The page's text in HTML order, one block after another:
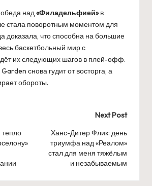
над«Филадельфией»в
стала поворотным моментом для
доказала, что способна на большие
баскетбольный мир с
их следующих шагов в плей-офф.
снова гудит от восторга, а
обороты.
Next Post
Ханс-Дитер Флик: день
триумфа над «Реалом»
стал для меня тяжёлым
и незабываемым